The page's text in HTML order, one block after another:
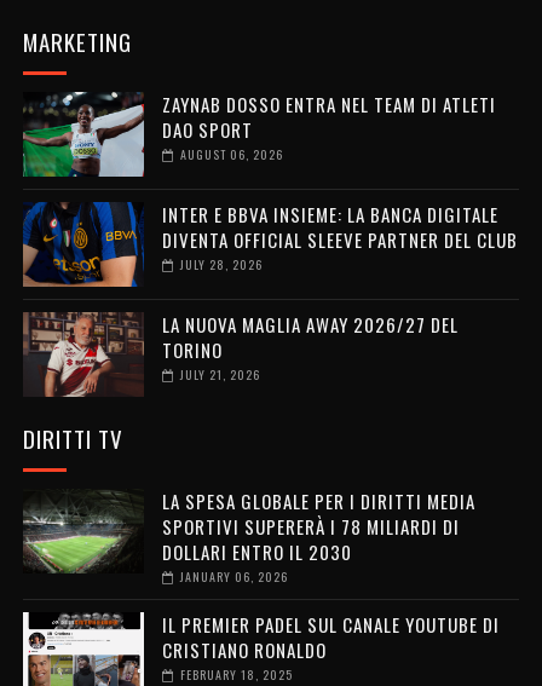
MARKETING
ZAYNAB DOSSO ENTRA NEL TEAM DI ATLETI
DAO SPORT
AUGUST 06, 2026
INTER E BBVA INSIEME: LA BANCA DIGITALE
DIVENTA OFFICIAL SLEEVE PARTNER DEL CLUB
JULY 28, 2026
LA NUOVA MAGLIA AWAY 2026/27 DEL
TORINO
JULY 21, 2026
DIRITTI TV
LA SPESA GLOBALE PER I DIRITTI MEDIA
SPORTIVI SUPERERÀ I 78 MILIARDI DI
DOLLARI ENTRO IL 2030
JANUARY 06, 2026
IL PREMIER PADEL SUL CANALE YOUTUBE DI
CRISTIANO RONALDO
FEBRUARY 18, 2025